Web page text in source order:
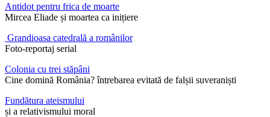
Antidot pentru frica de moarte
Mircea Eliade și moartea ca inițiere
Grandioasa catedrală a românilor
Foto-reportaj serial
Colonia cu trei stăpâni
Cine domină România? întrebarea evitată de falșii suveraniști
Fundătura ateismului
și a relativismului moral